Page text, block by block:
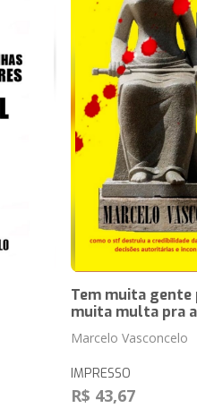
Tem muita gente
muita multa pra
Marcelo Vasconcelo
IMPRESSO
R$ 43,67